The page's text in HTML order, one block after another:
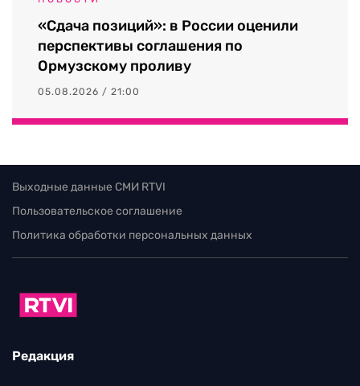
«Сдача позиций»: в России оценили
перспективы соглашения по
Ормузскому проливу
05.08.2026 / 21:00
Выходные данные СМИ RTVI
Пользовательское соглашение
Политика обработки персональных данных
Редакция